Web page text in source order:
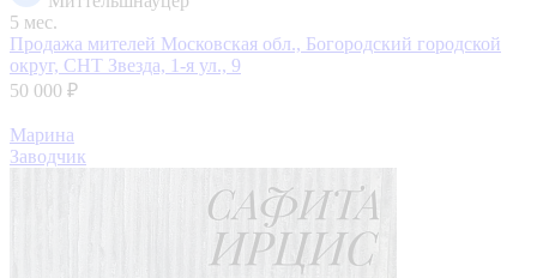
5 мес.
Продажа мителей Московская обл., Богородский городской
округ, СНТ Звезда, 1-я ул., 9
50 000 ₽
Марина
Заводчик